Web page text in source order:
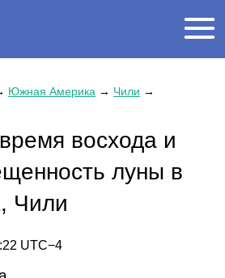
Южная Америка → Чили →
восхода и
луны в
Чили
UTC−4